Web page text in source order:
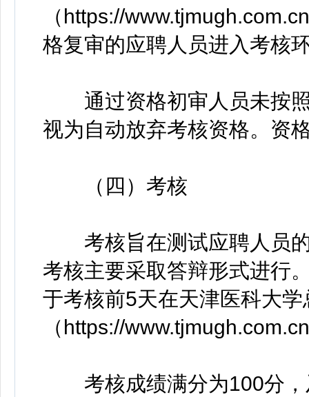
（https://
格复审的应聘人员进入考核
通过资格初审人员未按照
视为自动放弃考核资格。资
（四）考核
考核旨在测试应聘人员的
考核主要采取答辩形式进行
于考核前5天在天津医科大学
（https://
考核成绩满分为100分，